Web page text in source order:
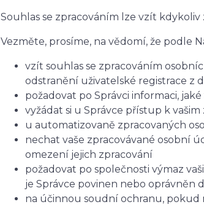
Souhlas se zpracováním lze vzít
Vezměte, prosíme, na vědomí, že podle
vzít souhlas se zpracováním
odstranění uživatelské registrace z
požadovat po Správci informaci,
vyžádat si u Správce přístup k
u automatizovaně zpracovaných
nechat vaše zpracovávané osobní
omezení jejich zpracování
požadovat po společnosti výmaz
je Správce povinen nebo oprávněn
na účinnou soudní ochranu, pokud